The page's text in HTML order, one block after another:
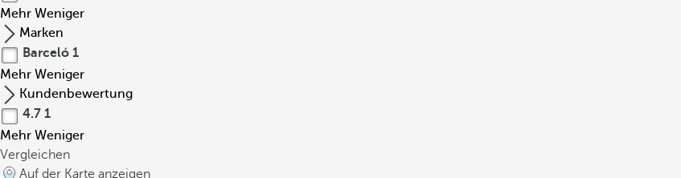
Mehr Weniger
Marken
Barceló 1
Mehr Weniger
Kundenbewertung
4.7 1
Mehr Weniger
Vergleichen
Auf der Karte anzeigen